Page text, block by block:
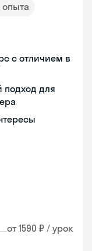
опыта
с отличием в
подход для
от 1590 ₽ / урок